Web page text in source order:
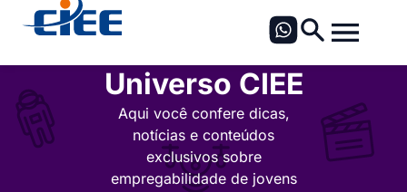
Universo CIEE
Aqui você confere dicas,
notícias e conteúdos
exclusivos sobre
empregabilidade de jovens